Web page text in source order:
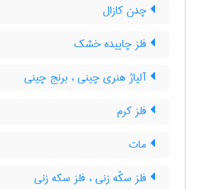
چدن کازال
فلز چاییده خشک
آلیاژ هنری چینی ، برنج چینی
فلز کرم
مات
فلز سکّه زنی ، فلز سکه زنی